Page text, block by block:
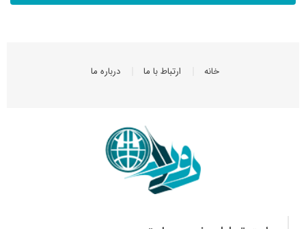
خانه ارتباط با ما درباره ما